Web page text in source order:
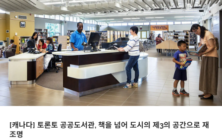
[캐나다] 토론토 공공도서관, 책을 넘어 도시의 제3의 공간으로 재
조명